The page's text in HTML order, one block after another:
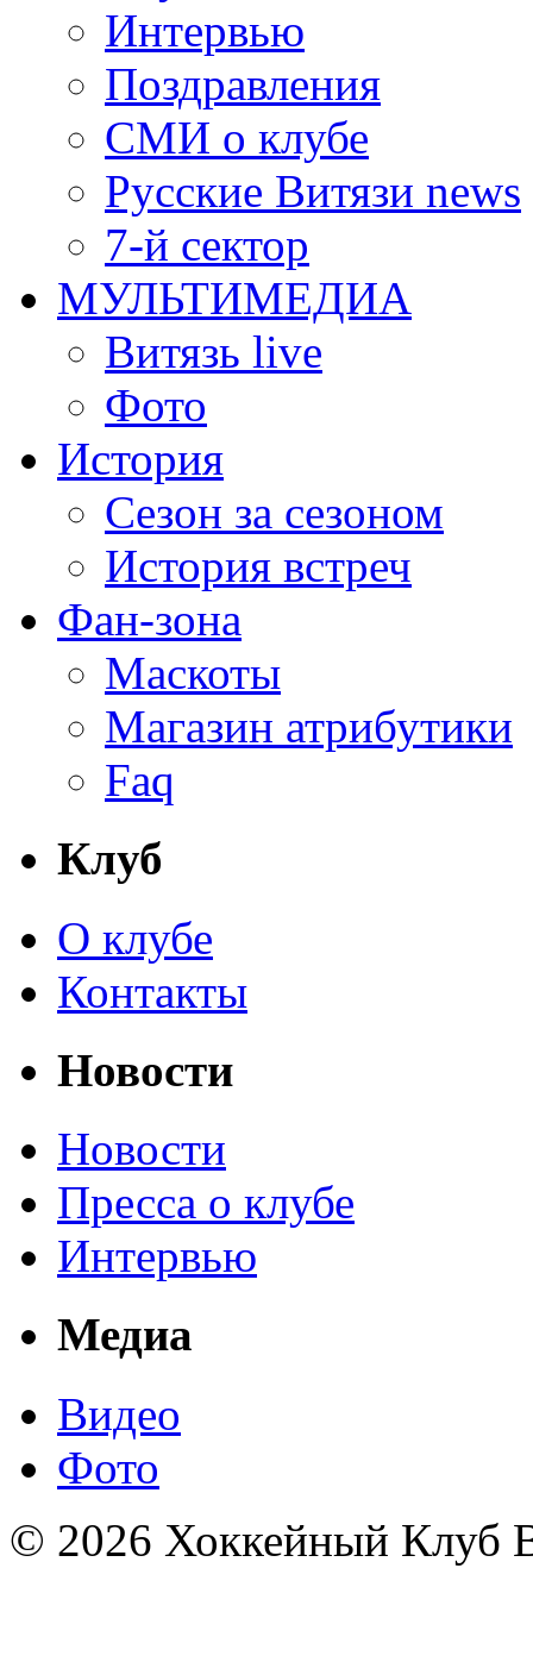
Интервью
Поздравления
СМИ о клубе
Русские Витязи news
7-й сектор
МУЛЬТИМЕДИА
Витязь live
Фото
История
Сезон за сезоном
История встреч
Фан-зона
Маскоты
Магазин атрибутики
Faq
Клуб
О клубе
Контакты
Новости
Новости
Пресса о клубе
Интервью
Медиа
Видео
Фото
© 2026 Хоккейный Клуб